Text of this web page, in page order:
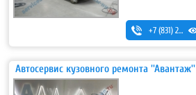
+7 (831) 280-69-88
Автосервис кузовного ремонта ''Авантаж''